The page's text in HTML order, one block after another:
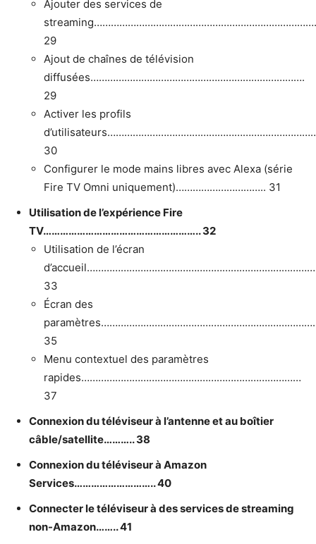
Ajouter des services de
29
Ajout de chaînes de télévision
diffusées………………………………………………………………….
29
Activer les profils
30
Configurer le mode mains libres avec Alexa (série
Fire TV Omni uniquement)………………………….. 31
Utilisation de l’expérience Fire
TV……………………………………………….. 32
Utilisation de l’écran
33
Écran des
35
Menu contextuel des paramètres
rapides……………………………………………………………………
37
Connexion du téléviseur à l’antenne et au boîtier
câble/satellite……….. 38
Connexion du téléviseur à Amazon
Services……………………….. 40
Connecter le téléviseur à des services de streaming
non-Amazon…….. 41